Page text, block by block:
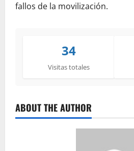
fallos de la movilización.
34
Visitas totales
ABOUT THE AUTHOR